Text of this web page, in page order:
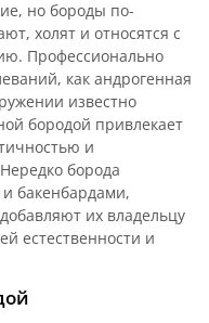
но бороды по-
холят и относятся с
Профессионально
как андрогенная
известно
бородой привлекает
и
борода
бакенбардами,
их владельцу
естественности и